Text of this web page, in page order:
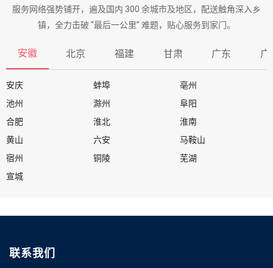
服务网络强势铺开，遍及国内 300 余城市及地区，配送触角深入乡
镇，全力击破 “最后一公里” 难题，贴心服务到家门。
安徽 北京 福建 甘肃 广东 广
安庆 蚌埠
亳州
池州
滁州
阜阳
合肥
淮北
淮南
黄山
六安
马鞍山
宿州
铜陵
芜湖
宣城
联系我们